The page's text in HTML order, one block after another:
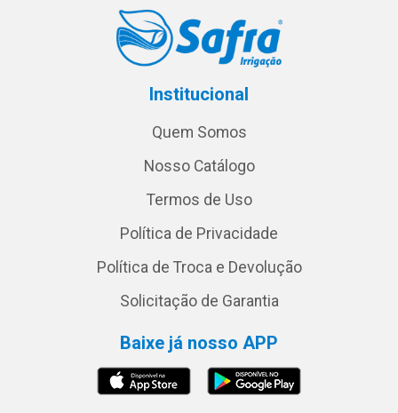
Institucional
Quem Somos
Nosso Catálogo
Termos de Uso
Política de Privacidade
Política de Troca e Devolução
Solicitação de Garantia
Baixe já nosso APP